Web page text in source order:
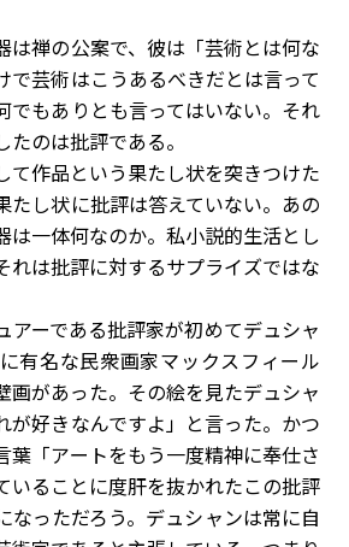
禅の公案で、彼は「芸術とは何な
で芸術はこうあるべきだとは言って
でもありとも言ってはいない。それ
のは批評である。
作品という果たし状を突きつけた
たし状に批評は答えていない。あの
は一体何なのか。私小説的生活とし
れは批評に対するサプライズではな
ーである批評家が初めてデュシャ
有名な民衆画家マックスフィール
画があった。その絵を見たデュシャ
が好きなんですよ」と言った。かつ
葉「アートをもう一度精神に奉仕さ
いることに度肝を抜かれたこの批評
なっただろう。デュシャンは常に自